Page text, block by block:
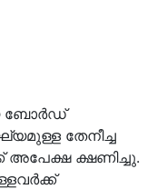
ബോർഡ്
തേനീച്ച
അപേക്ഷ ക്ഷണിച്ചു.